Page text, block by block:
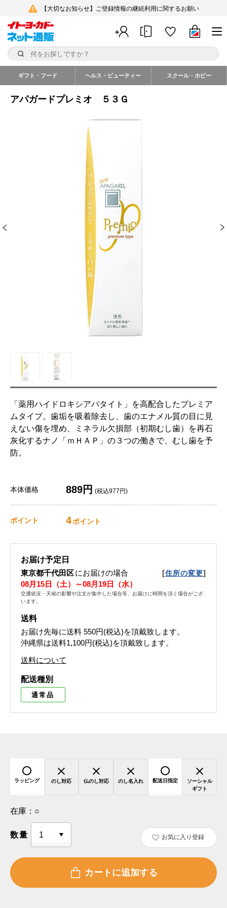
【大切なお知らせ】ご登録情報の継続利用に関するお願い
ギフト・フード ヘルス・ビューティー スクール・ホビー
アパガードプレミオ ５３Ｇ
「薬用ハイドロキシアパタイト」を高配合したプレミア
ムタイプ。歯垢を吸着除去し、歯のエナメル質の目に見
えない傷を埋め、ミネラル欠損部（初期むし歯）を再石
灰化するナノ「ｍＨＡＰ」の３つの働きで、むし歯を予
防。
本体価格 889円 (税込977円)
ポイント 4ポイント
お届け予定日
東京都千代田区にお届けの場合 [住所の変更]
08月15日（土）～08月19日（水）
交通状況・天候の影響や注文が集中した場合等、お届けに時間を頂く場合がござ
います。
送料
お届け先毎に送料 550円(税込)を頂戴致します。
沖縄県は送料1,100円(税込)を頂戴致します。
送料について
配送種別
通常品
ラッピング のし対応 仏のし対応 のし名入れ 配送日指定
ソーシャル
ギフト
在庫： ○
数量 お気に入り登録